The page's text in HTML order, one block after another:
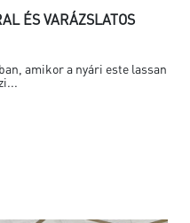
ÉS VARÁZSLATOS
amikor a nyári este lassan